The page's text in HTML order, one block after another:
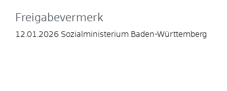
Freigabevermerk
12.01.2026 Sozialministerium Baden-Württemberg